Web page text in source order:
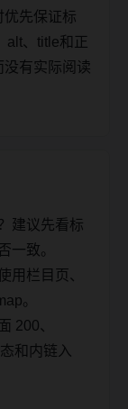
优先保证标
alt、title和正
有实际阅读
建议先看标
一致。
用栏目页、
。
200、
和内链入